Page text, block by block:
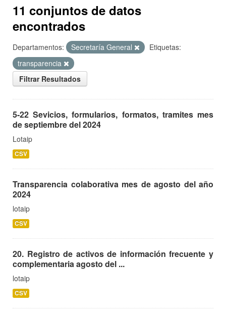
11 conjuntos de datos
encontrados
Departamentos: Secretaría General
Etiquetas:
transparencia
Filtrar Resultados
5-22 Sevicios, formularios, formatos, tramites mes
de septiembre del 2024
Lotaip
CSV
Transparencia colaborativa mes de agosto del año
2024
lotaip
CSV
20. Registro de activos de información frecuente y
complementaria agosto del ...
lotaip
CSV